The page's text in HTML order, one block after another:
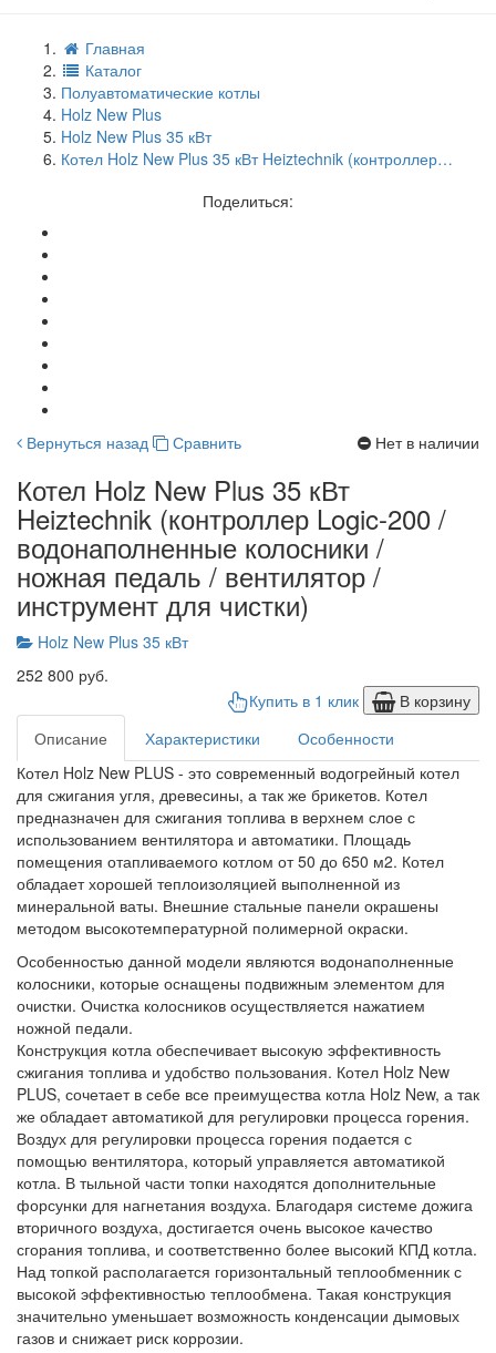
Главная
Каталог
Полуавтоматические котлы
Holz New Plus
Holz New Plus 35 кВт
Котел Holz New Plus 35 кВт Heiztechnik (контроллер…
Поделиться:
Вернуться назад Сравнить Нет в наличии
Котел Holz New Plus 35 кВт
Heiztechnik (контроллер Logic-200 /
водонаполненные колосники /
ножная педаль / вентилятор /
инструмент для чистки)
Holz New Plus 35 кВт
252 800 руб.
Купить в 1 клик
В корзину
Описание
Характеристики
Особенности
Котел Holz New PLUS - это современный водогрейный котел
для сжигания угля, древесины, а так же брикетов. Котел
предназначен для сжигания топлива в верхнем слое с
использованием вентилятора и автоматики. Площадь
помещения отапливаемого котлом от 50 до 650 м2. Котел
обладает хорошей теплоизоляцией выполненной из
минеральной ваты. Внешние стальные панели окрашены
методом высокотемпературной полимерной окраски.
Особенностью данной модели являются водонаполненные
колосники, которые оснащены подвижным элементом для
очистки. Очистка колосников осуществляется нажатием
ножной педали.
Конструкция котла обеспечивает высокую эффективность
сжигания топлива и удобство пользования. Котел Holz New
PLUS, сочетает в себе все преимущества котла Holz New, а так
же обладает автоматикой для регулировки процесса горения.
Воздух для регулировки процесса горения подается с
помощью вентилятора, который управляется автоматикой
котла. В тыльной части топки находятся дополнительные
форсунки для нагнетания воздуха. Благодаря системе дожига
вторичного воздуха, достигается очень высокое качество
сгорания топлива, и соответственно более высокий КПД котла.
Над топкой располагается горизонтальный теплообменник с
высокой эффективностью теплообмена. Такая конструкция
значительно уменьшает возможность конденсации дымовых
газов и снижает риск коррозии.